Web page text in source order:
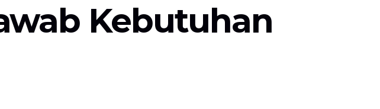
Kebutuhan